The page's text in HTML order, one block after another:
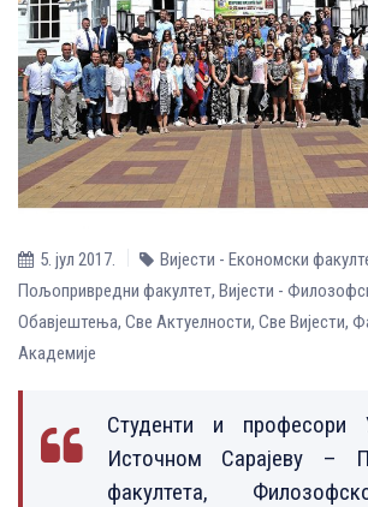
5. јул 2017. Вијести - Економски
Пољопривредни факултет, Вијести -
Обавјештења, Све Aктуелности, Све Вијести,
Академије
Студенти и професори
Источном Сарајеву –
факултета,